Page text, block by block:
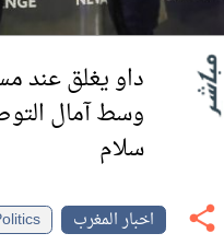
داو يغلق عند
وسط آمال
سلام
اخبار المغرب